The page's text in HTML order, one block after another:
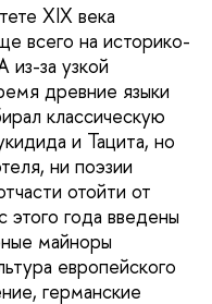
XIX века
всего на историко-
из-за узкой
древние языки
классическую
и Тацита, но
ни поэзии
отойти от
этого года введены
майноры
европейского
германские